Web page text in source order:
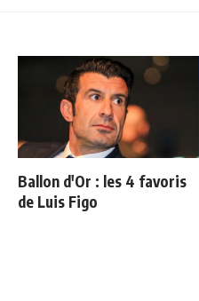
Ballon d'Or : les 4 favoris
de Luis Figo